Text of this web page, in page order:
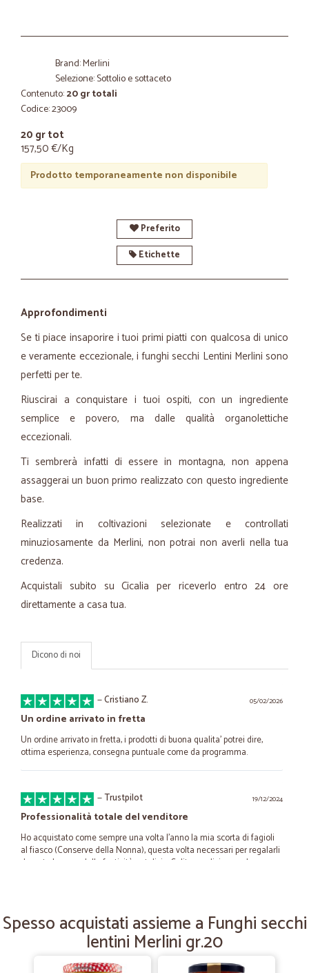
Brand: Merlini
Selezione: Sottolio e sottaceto
Contenuto:20 gr totali
Codice: 23009
20 gr tot
157,50 €/Kg
Prodotto temporaneamente non disponibile
Preferito
Etichette
Approfondimenti
Se ti piace insaporire i tuoi primi piatti con qualcosa di unico
e veramente eccezionale, i funghi secchi Lentini Merlini sono
perfetti per te.
Riuscirai a conquistare i tuoi ospiti, con un ingrediente
semplice e povero, ma dalle qualità organolettiche
eccezionali.
Ti sembrerà infatti di essere in montagna, non appena
assaggerai un buon primo realizzato con questo ingrediente
base.
Realizzati in coltivazioni selezionate e controllati
minuziosamente da Merlini, non potrai non averli nella tua
credenza.
Acquistali subito su Cicalia per riceverlo entro 24 ore
direttamente a casa tua.
Dicono di noi
05/02/2026
—Cristiano Z.
Un ordine arrivato in fretta
Un ordine arrivato in fretta, i prodotti di buona qualita' potrei dire,
ottima esperienza, consegna puntuale come da programma.
19/12/2024
—Trustpilot
Professionalità totale del venditore
Ho acquistato come sempre una volta l'anno la mia scorta di fagioli
al fiasco (Conserve della Nonna), questa volta necessari per regalarli
durante le cene delle festività natalizie. Solita spedizione veloce ma,
un pò per la solita incuria del trasporto. Denunciato l'accaduto con
delle foto, dopo neanche un'ora Cicalia mi rimborsava tutto
formulandomi le scuse per l'accaduto. Cosa dire di più? Continuerò
sempre da loro, anche rischiando. Massima professionalità.
Spesso acquistati assieme a Funghi secchi
lentini Merlini gr.20